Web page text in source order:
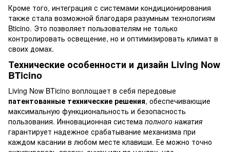
Кроме того, интеграция с системами кондиционирования
также стала возможной благодаря разумным технологиям
Bticino. Это позволяет пользователям не только
контролировать освещение, но и оптимизировать климат в
своих домах.
Технические особенности и дизайн Living Now
BTicino
Living Now BTicino воплощает в себя передовые
патентованные технические решения, обеспечивающие
максимальную функциональность и безопасность
пользования. Инновационная система полного нажатия
гарантирует надежное срабатывание механизма при
каждом касании в любом месте клавиши. Ее можно точно